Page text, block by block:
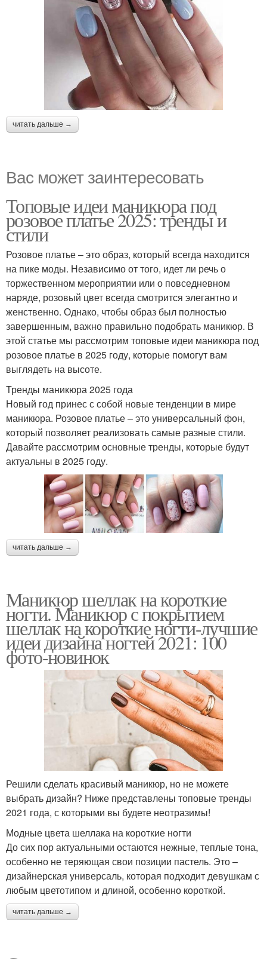
читать дальше →
Вас может заинтересовать
Топовые идеи маникюра под
розовое платье 2025: тренды и
стили
Розовое платье – это образ, который всегда находится
на пике моды. Независимо от того, идет ли речь о
торжественном мероприятии или о повседневном
наряде, розовый цвет всегда смотрится элегантно и
женственно. Однако, чтобы образ был полностью
завершенным, важно правильно подобрать маникюр. В
этой статье мы рассмотрим топовые идеи маникюра под
розовое платье в 2025 году, которые помогут вам
выглядеть на высоте.
Тренды маникюра 2025 года
Новый год принес с собой новые тенденции в мире
маникюра. Розовое платье – это универсальный фон,
который позволяет реализовать самые разные стили.
Давайте рассмотрим основные тренды, которые будут
актуальны в 2025 году.
читать дальше →
Маникюр шеллак на короткие
ногти. Маникюр с покрытием
шеллак на короткие ногти-лучшие
идеи дизайна ногтей 2021: 100
фото-новинок
Решили сделать красивый маникюр, но не можете
выбрать дизайн? Ниже представлены топовые тренды
2021 года, с которыми вы будете неотразимы!
Модные цвета шеллака на короткие ногти
До сих пор актуальными остаются нежные, теплые тона,
особенно не теряющая свои позиции пастель. Это –
дизайнерская универсаль, которая подходит девушкам с
любым цветотипом и длиной, особенно короткой.
читать дальше →